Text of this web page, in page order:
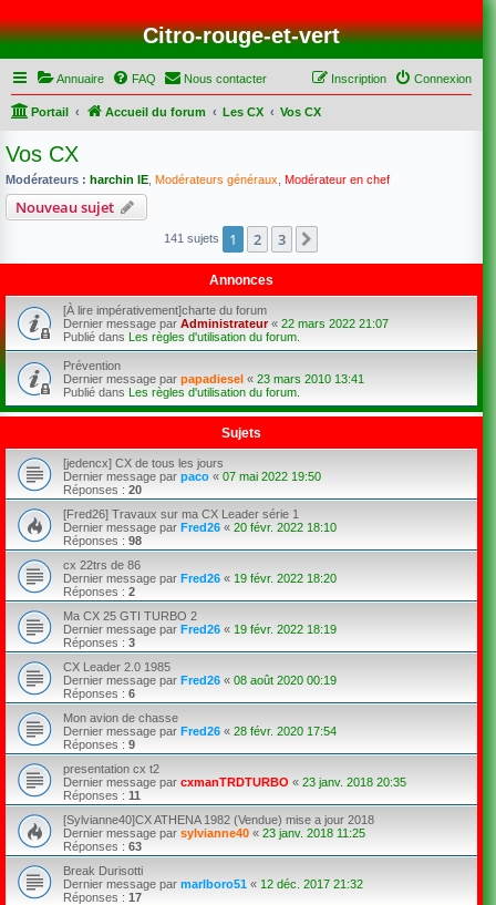
Citro-rouge-et-vert
Annuaire FAQ Nous contacter Connexion
Inscription
Portail Accueil du forum Les CX Vos CX
Vos CX
Modérateurs : harchin IE Modérateurs généraux Modérateur en chef
Nouveau sujet
141 sujets 1 2 3
Annonces
[À lire impérativement]charte du forum
Dernier message par Administrateur« 22 mars 2022 21:07
Publié dans Les règles d'utilisation du forum.
Prévention
Dernier message par papadiesel « 23 mars 2010 13:41
Publié dans Les règles d'utilisation du forum.
Sujets
[jedencx] CX de tous les jours
Dernier message par paco « 07 mai 2022 19:50
Réponses : 20
[Fred26] Travaux sur ma CX Leader série 1
Dernier message par Fred26 « 20 févr. 2022 18:10
Réponses : 98
cx 22trs de 86
Dernier message par Fred26 « 19 févr. 2022 18:20
Réponses : 2
Ma CX 25 GTI TURBO 2
Dernier message par Fred26 « 19 févr. 2022 18:19
Réponses : 3
CX Leader 2.0 1985
Dernier message par Fred26 « 08 août 2020 00:19
Réponses : 6
Mon avion de chasse
Dernier message par Fred26 « 28 févr. 2020 17:54
Réponses : 9
presentation cx t2
Dernier message par cxmanTRDTURBO « 23 janv. 2018 20:35
Réponses : 11
[Sylvianne40]CX ATHENA 1982 (Vendue) mise a jour 2018
Dernier message par sylvianne40 « 23 janv. 2018 11:25
Réponses : 63
Break Durisotti
Dernier message par marlboro51 « 12 déc. 2017 21:32
Réponses : 17